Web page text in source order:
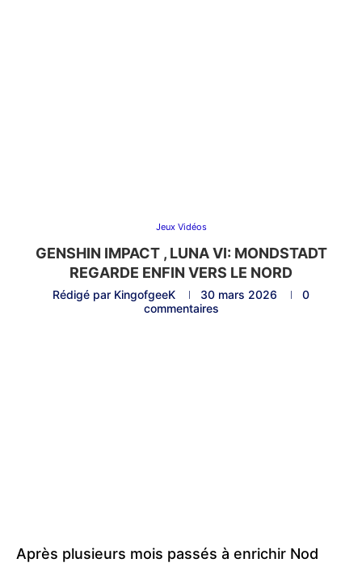
Jeux Vidéos
GENSHIN IMPACT , LUNA VI: MONDSTADT
REGARDE ENFIN VERS LE NORD
Rédigé par KingofgeeK 30 mars 2026
0
commentaires
Après plusieurs mois passés à enrichir Nod